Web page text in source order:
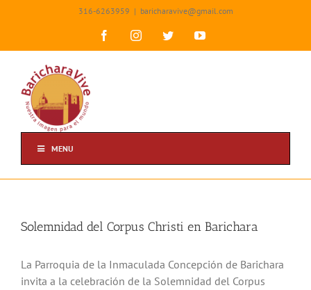
316-6263959 | baricharavive@gmail.com
FacebookInstagramTwitterYouTube
MENU
Solemnidad del Corpus Christi en Barichara
La Parroquia de la Inmaculada Concepción de Barichara
invita a la celebración de la Solemnidad del Corpus